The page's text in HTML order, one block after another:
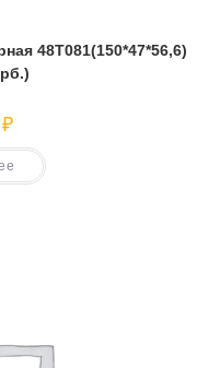
48Т081(150*47*56,6)
₽